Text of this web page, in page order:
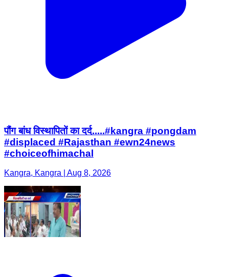
पौंग बांध विस्थापितों का दर्द.....#kangra #pongdam
#displaced #Rajasthan #ewn24news
#choiceofhimachal
Kangra, Kangra | Aug 8, 2026